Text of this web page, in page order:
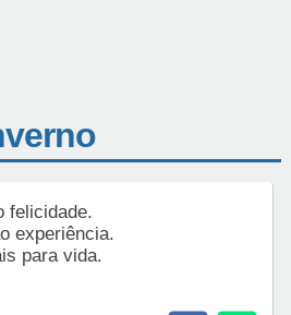
felicidade.
experiência.
para vida.